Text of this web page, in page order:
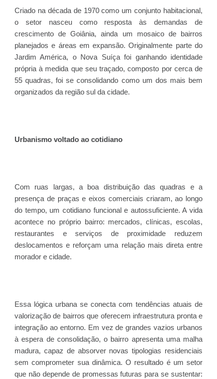
Criado na década de 1970 como um conjunto habitacional,
o setor nasceu como resposta às demandas de
crescimento de Goiânia, ainda um mosaico de bairros
planejados e áreas em expansão. Originalmente parte do
Jardim América, o Nova Suíça foi ganhando identidade
própria à medida que seu traçado, composto por cerca de
55 quadras, foi se consolidando como um dos mais bem
organizados da região sul da cidade.
Urbanismo voltado ao cotidiano
Com ruas largas, a boa distribuição das quadras e a
presença de praças e eixos comerciais criaram, ao longo
do tempo, um cotidiano funcional e autossuficiente. A vida
acontece no próprio bairro: mercados, clínicas, escolas,
restaurantes e serviços de proximidade reduzem
deslocamentos e reforçam uma relação mais direta entre
morador e cidade.
Essa lógica urbana se conecta com tendências atuais de
valorização de bairros que oferecem infraestrutura pronta e
integração ao entorno. Em vez de grandes vazios urbanos
à espera de consolidação, o bairro apresenta uma malha
madura, capaz de absorver novas tipologias residenciais
sem comprometer sua dinâmica. O resultado é um setor
que não depende de promessas futuras para se sustentar: